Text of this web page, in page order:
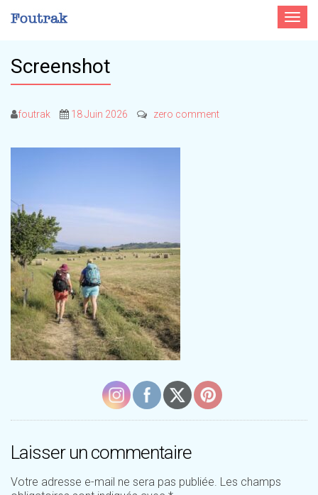
Toggle
Screenshot
foutrak 18 Juin 2026 zero comment
Laisser un commentaire
Votre adresse e-mail ne sera pas publiée. Les champs